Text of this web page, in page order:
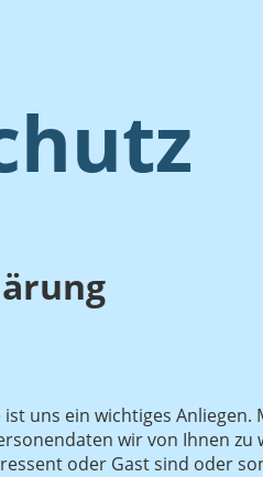
uns ein wichtiges
wir von Ihnen zu
oder Gast sind oder